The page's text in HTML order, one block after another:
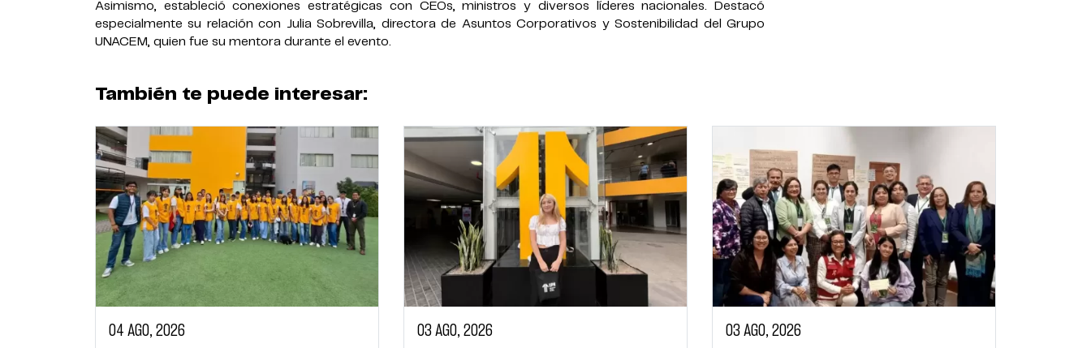
Asimismo, estableció conexiones estratégicas con CEOs, ministros y diversos líderes nacionales. Destacó
especialmente su relación con Julia Sobrevilla, directora de Asuntos Corporativos y Sostenibilidad del Grupo
UNACEM, quien fue su mentora durante el evento.
También te puede interesar:
04 AGO, 2026 03 AGO, 2026 03 AGO, 2026